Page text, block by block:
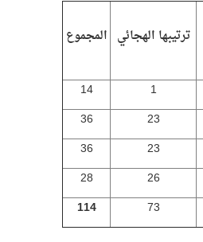
ترتيبها الهجائي المجموع
1
14
23
36
23
36
26
28
73
114